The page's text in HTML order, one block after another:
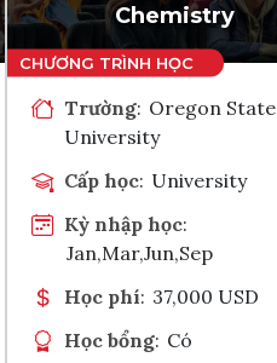
Chemistry
Trường: Oregon State
University
Cấp học: University
Kỳ nhập học:
Jan,Mar,Jun,Sep
Học phí: 37,000 USD
Học bổng: Có